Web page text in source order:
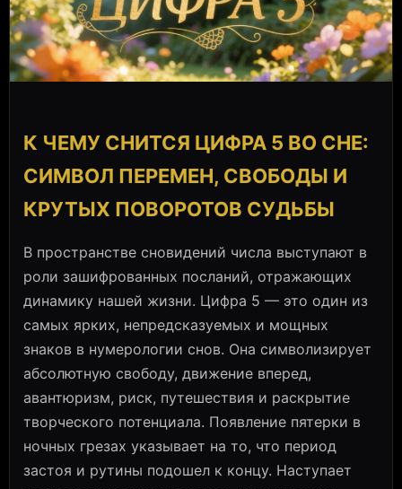
К ЧЕМУ СНИТСЯ ЦИФРА 5 ВО СНЕ:
СИМВОЛ ПЕРЕМЕН, СВОБОДЫ И
КРУТЫХ ПОВОРОТОВ СУДЬБЫ
В пространстве сновидений числа выступают в
роли зашифрованных посланий, отражающих
динамику нашей жизни. Цифра 5 — это один из
самых ярких, непредсказуемых и мощных
знаков в нумерологии снов. Она символизирует
абсолютную свободу, движение вперед,
авантюризм, риск, путешествия и раскрытие
творческого потенциала. Появление пятерки в
ночных грезах указывает на то, что период
застоя и рутины подошел к концу. Наступает